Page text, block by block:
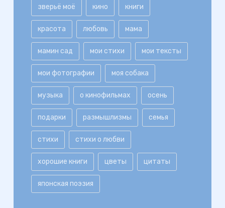
зверьё моё кино книги
красота любовь мама
мамин сад мои стихи мои тексты
мои фотографии моя собака
музыка о кинофильмах осень
подарки размышлизмы семья
стихи стихи о любви
хорошие книги цветы цитаты
японская поэзия